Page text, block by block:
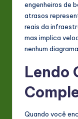
engenheiros de
atrasos
reais da
mas implica
nenhum diagrama.
Lendo
Quando você